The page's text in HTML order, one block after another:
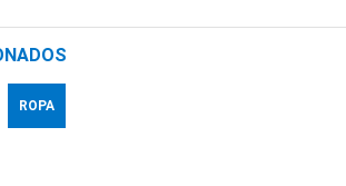
ROPA